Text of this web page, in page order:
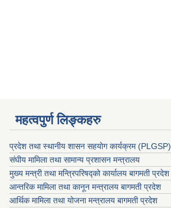
महत्वपुर्ण लिङ्कहरु
प्रदेश तथा स्थानीय शासन सहयाेग कार्यक्रम (PLGSP)
संघीय मामिला तथा सामान्य प्रशासन मन्त्रालय
मुख्य मन्त्री तथा मन्त्रिपरिषद्को कार्यालय बागमती प्रदेश
आन्तरिक मामिला तथा कानून मन्त्रालय बागमती प्रदेश
आर्थिक मामिला तथा योजना मन्त्रालय बागमती प्रदेश